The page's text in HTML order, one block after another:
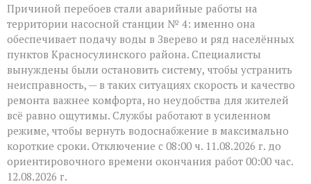
Причиной перебоев стали аварийные работы на
территории насосной станции № 4: именно она
обеспечивает подачу воды в Зверево и ряд населённых
пунктов Красносулинского района. Специалисты
вынуждены были остановить систему, чтобы устранить
неисправность, — в таких ситуациях скорость и качество
ремонта важнее комфорта, но неудобства для жителей
всё равно ощутимы. Службы работают в усиленном
режиме, чтобы вернуть водоснабжение в максимально
короткие сроки. Отключение с 08:00 ч. 11.08.2026 г. до
ориентировочного времени окончания работ 00:00 час.
12.08.2026 г.